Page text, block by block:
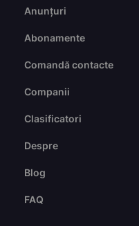
Anunțuri
Abonamente
Comandă contacte
Companii
Clasificatori
Despre
Blog
FAQ